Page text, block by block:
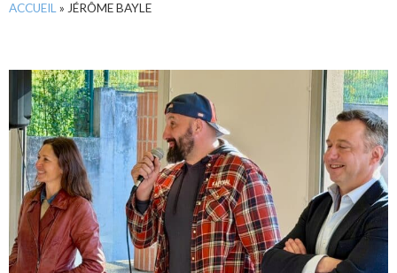
ACCUEIL » JÉRÔME BAYLE